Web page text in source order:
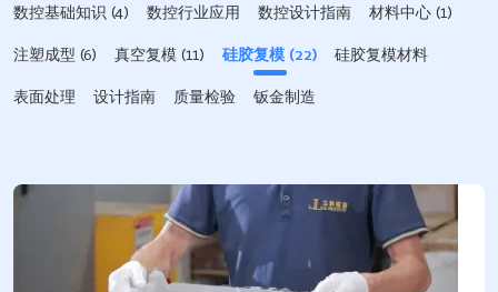
数控基础知识 (4) 数控行业应用 数控设计指南 材料中心 (1)
注塑成型 (6) 真空复模 (11) 硅胶复模 (22) 硅胶复模材料
表面处理 设计指南 质量检验 钣金制造